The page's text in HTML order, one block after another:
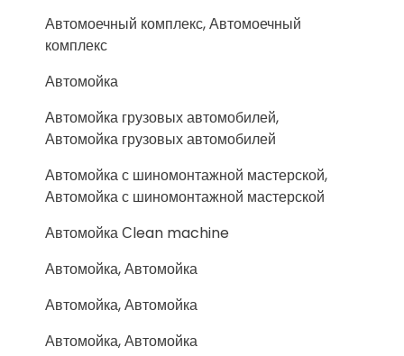
Автомоечный комплекс, Автомоечный
комплекс
Автомойка
Автомойка грузовых автомобилей,
Автомойка грузовых автомобилей
Автомойка с шиномонтажной мастерской,
Автомойка с шиномонтажной мастерской
Автомойка Сlean machine
Автомойка, Автомойка
Автомойка, Автомойка
Автомойка, Автомойка